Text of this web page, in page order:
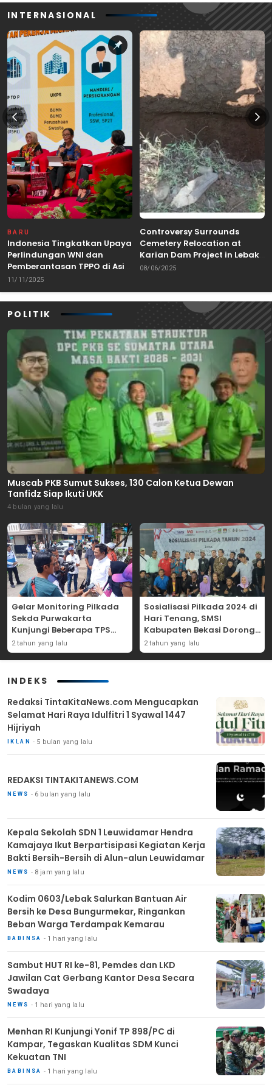
INTERNASIONAL
BARU
Indonesia Tingkatkan Upaya
Perlindungan WNI dan
Pemberantasan TPPO di Asia
Tenggara
11/11/2025
Controversy Surrounds
Cemetery Relocation at
Karian Dam Project in Lebak,
Banten
08/06/2025
POLITIK
Muscab PKB Sumut Sukses, 130 Calon Ketua Dewan
Tanfidz Siap Ikuti UKK
4 bulan yang lalu
Gelar Monitoring Pilkada
Sekda Purwakarta
Kunjungi Beberapa TPS
Yang Ada Di Purwakarta
2 tahun yang lalu
Sosialisasi Pilkada 2024 di
Hari Tenang, SMSI
Kabupaten Bekasi Dorong
Angka Partisipasi
Masyarakat
2 tahun yang lalu
INDEKS
Redaksi TintaKitaNews.com Mengucapkan
Selamat Hari Raya Idulfitri 1 Syawal 1447
Hijriyah
IKLAN 5 bulan yang lalu
REDAKSI TINTAKITANEWS.COM
NEWS 6 bulan yang lalu
Kepala Sekolah SDN 1 Leuwidamar Hendra
Kamajaya Ikut Berpartisipasi Kegiatan Kerja
Bakti Bersih-Bersih di Alun-alun Leuwidamar
NEWS 8 jam yang lalu
Kodim 0603/Lebak Salurkan Bantuan Air
Bersih ke Desa Bungurmekar, Ringankan
Beban Warga Terdampak Kemarau
BABINSA 1 hari yang lalu
Sambut HUT RI ke-81, Pemdes dan LKD
Jawilan Cat Gerbang Kantor Desa Secara
Swadaya
NEWS 1 hari yang lalu
Menhan RI Kunjungi Yonif TP 898/PC di
Kampar, Tegaskan Kualitas SDM Kunci
Kekuatan TNI
BABINSA 1 hari yang lalu